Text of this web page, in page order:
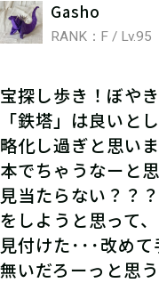
Gasho
RANK：F / Lv.95
宝探し歩き！ぼや
「鉄塔」は良いと
略化し過ぎと思い
本でちゃうなーと
見当たらない？？
をしようと思って
見付けた･･･改め
無いだろーっと思